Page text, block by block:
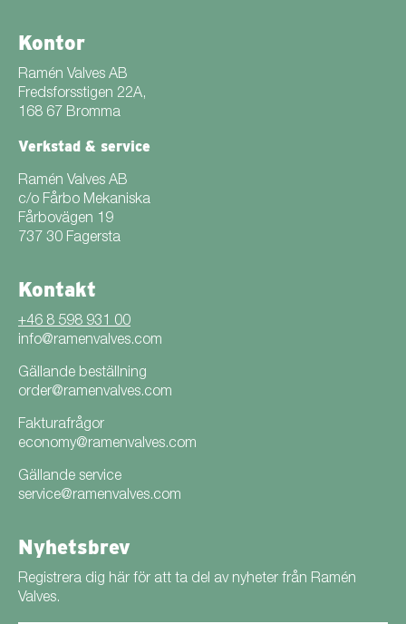
Kontor
Ramén Valves AB
Fredsforsstigen 22A,
168 67 Bromma
Verkstad & service
Ramén Valves AB
c/o Fårbo Mekaniska
Fårbovägen 19
737 30 Fagersta
Kontakt
+46 8 598 931 00
info@ramenvalves.com
Gällande beställning
order@ramenvalves.com
Fakturafrågor
economy@ramenvalves.com
Gällande service
service@ramenvalves.com
Nyhetsbrev
Registrera dig här för att ta del av nyheter från Ramén
Valves.